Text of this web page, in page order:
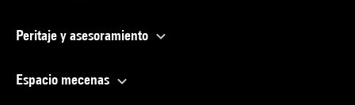
Peritaje y asesoramiento
Espacio mecenas